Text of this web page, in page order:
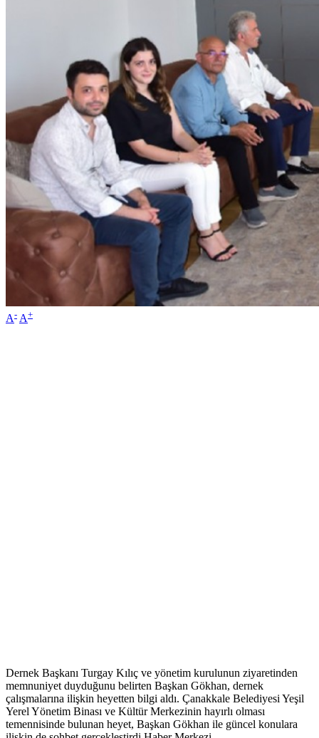
A- A+
Dernek Başkanı Turgay Kılıç ve yönetim kurulunun ziyaretinden
memnuniyet duyduğunu belirten Başkan Gökhan, dernek
çalışmalarına ilişkin heyetten bilgi aldı. Çanakkale Belediyesi Yeşil
Yerel Yönetim Binası ve Kültür Merkezinin hayırlı olması
temennisinde bulunan heyet, Başkan Gökhan ile güncel konulara